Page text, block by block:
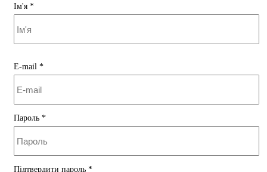
Ім'я *
E-mail *
Пароль *
Підтвердити пароль *